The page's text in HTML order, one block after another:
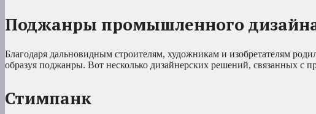
Поджанры промышленного
Благодаря дальновидным строителям, художникам и изобретателям
образуя поджанры. Вот несколько дизайнерских решений, связанных с
Стимпанк